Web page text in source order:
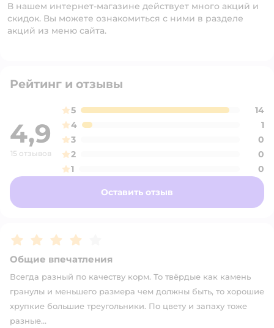
В нашем интернет-магазине действует много акций и
скидок. Вы можете ознакомиться с ними в разделе
акций из меню сайта.
Рейтинг и отзывы
4,9
15 отзывов
5
14
4
1
3
0
2
0
1
0
Оставить отзыв
Рейтинг:4
Общие впечатления
Всегда разный по качеству корм. То твёрдые как камень
гранулы и меньшего размера чем должны быть, то хорошие
хрупкие большие треугольники. По цвету и запаху тоже
разные…